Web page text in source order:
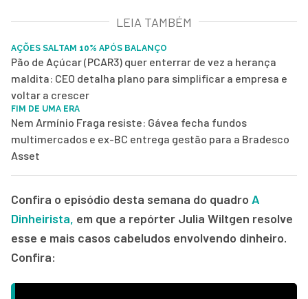
LEIA TAMBÉM
AÇÕES SALTAM 10% APÓS BALANÇO
Pão de Açúcar (PCAR3) quer enterrar de vez a herança
maldita: CEO detalha plano para simplificar a empresa e
voltar a crescer
FIM DE UMA ERA
Nem Armínio Fraga resiste: Gávea fecha fundos
multimercados e ex-BC entrega gestão para a Bradesco
Asset
‌Confira o episódio desta semana do quadro A
Dinheirista, em que a repórter Julia Wiltgen resolve
esse e mais casos cabeludos envolvendo dinheiro.
Confira: